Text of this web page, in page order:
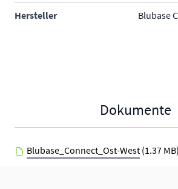
Hersteller Blubase
Dokumente
Blubase_Connect_Ost-West (1.37 MB)